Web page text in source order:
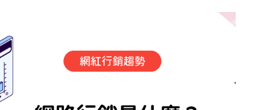
意，輕鬆解決各種網路營運上的困難。累積至今已協助
超過 35,000 間企業開啟網路事業及數位轉型！近年因應
品牌商家導入Martech（行銷科技）的痛點，CYBERBIZ
攜手 KOL Radar 在內逾70家合作夥伴，共同打造智能生
態圈「CYBERBIZ APP MARKET」（擴充服務市集），
希望能協助用戶數位賦能，並幫助商家打造屬於自己品
牌的超級商店。